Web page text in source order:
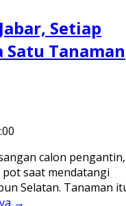
Setiap
Satu Tanaman
calon pengantin,
saat mendatangi
Selatan. Tanaman
→